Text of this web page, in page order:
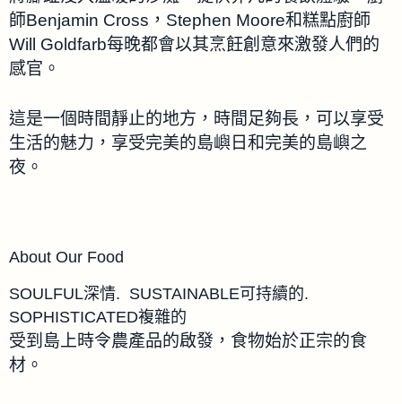
師Benjamin Cross，Stephen Moore和糕點廚師
Will Goldfarb每晚都會以其烹飪創意來激發人們的
感官。
這是一個時間靜止的地方，時間足夠長，可以享受
生活的魅力，享受完美的島嶼日和完美的島嶼之
夜。
About Our Food
SOULFUL深情. SUSTAINABLE可持續的.
SOPHISTICATED複雜的
受到島上時令農產品的啟發，食物始於正宗的食
材。